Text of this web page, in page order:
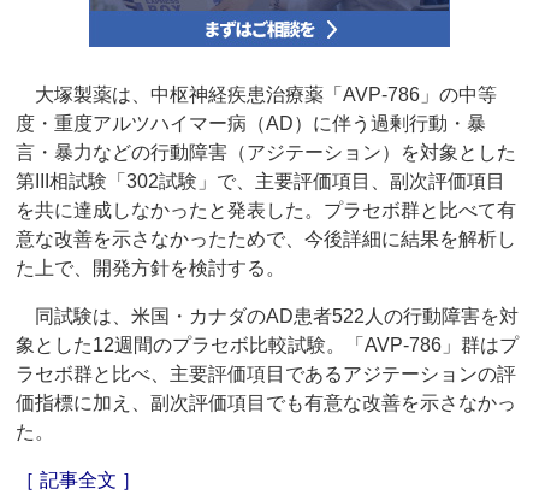
大塚製薬は、中枢神経疾患治療薬「AVP-786」の中等
度・重度アルツハイマー病（AD）に伴う過剰行動・暴
言・暴力などの行動障害（アジテーション）を対象とした
第III相試験「302試験」で、主要評価項目、副次評価項目
を共に達成しなかったと発表した。プラセボ群と比べて有
意な改善を示さなかったためで、今後詳細に結果を解析し
た上で、開発方針を検討する。
同試験は、米国・カナダのAD患者522人の行動障害を対
象とした12週間のプラセボ比較試験。「AVP-786」群はプ
ラセボ群と比べ、主要評価項目であるアジテーションの評
価指標に加え、副次評価項目でも有意な改善を示さなかっ
た。
［ 記事全文 ］